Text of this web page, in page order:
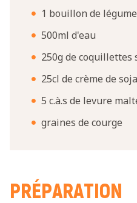
1 bouillon de
500ml d'eau
250g de coquillettes
25cl de crème de
5 c.à.s de levure
graines de courge
PRÉPARATION